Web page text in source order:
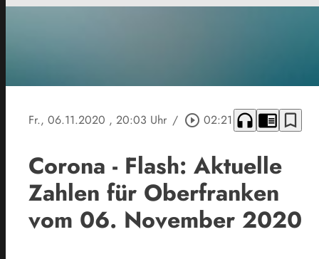
Fr., 06.11.2020 , 20:03 Uhr / play_circle_outline 02:21 headphones chrome_reader_mode bookmark_border
Corona - Flash: Aktuelle
Zahlen für Oberfranken
vom 06. November 2020